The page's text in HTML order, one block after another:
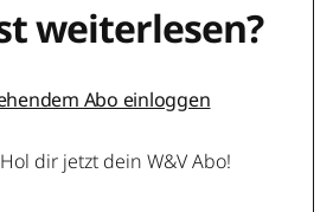
weiterlesen?
Abo einloggen
dir jetzt dein W&V Abo!